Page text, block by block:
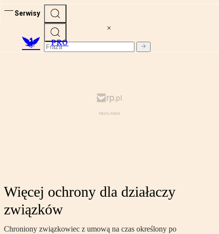
Serwisy
PRO
Więcej ochrony dla działaczy
związków
Chroniony związkowiec z umową na czas określony po